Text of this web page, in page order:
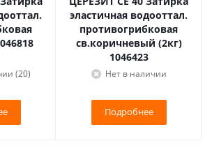
(20)
эластичная водооттал.
противогрибковая
св.коричневый (2кг)
1046423
Нет в наличии
Подробнее